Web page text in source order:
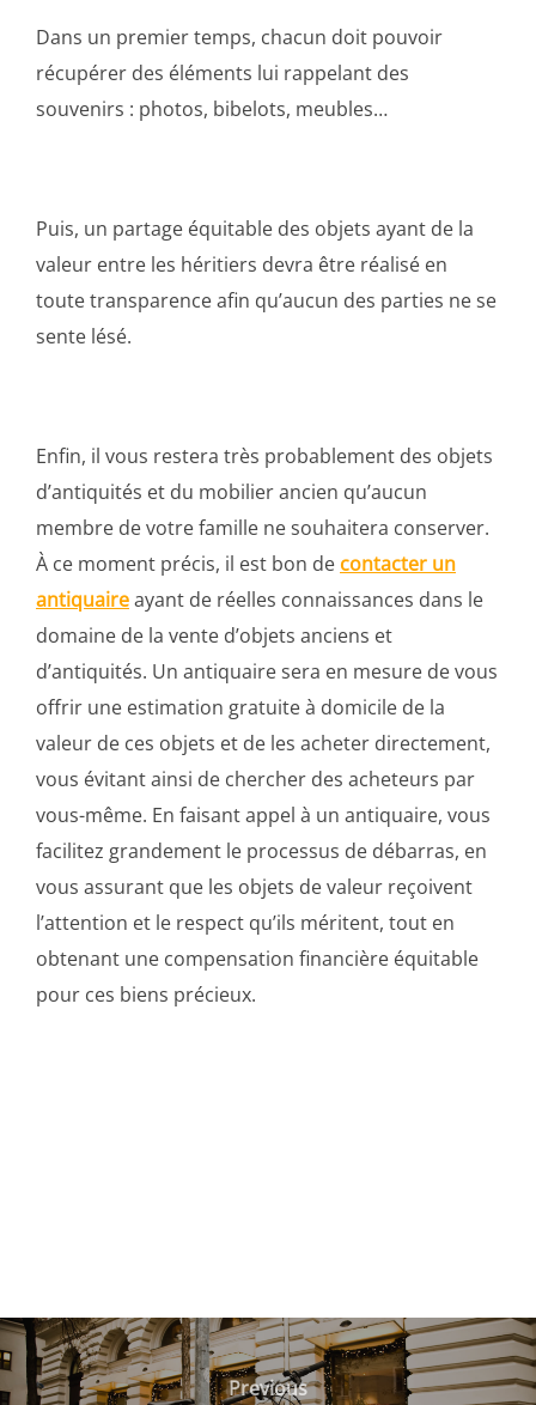
Dans un premier temps, chacun doit pouvoir
récupérer des éléments lui rappelant des
souvenirs : photos, bibelots, meubles…
Puis, un partage équitable des objets ayant de la
valeur entre les héritiers devra être réalisé en
toute transparence afin qu’aucun des parties ne se
sente lésé.
Enfin, il vous restera très probablement des objets
d’antiquités et du mobilier ancien qu’aucun
membre de votre famille ne souhaitera conserver.
À ce moment précis, il est bon de contacter un
antiquaireayant de réelles connaissances dans le
domaine de la vente d’objets anciens et
d’antiquités. Un antiquaire sera en mesure de vous
offrir une estimation gratuite à domicile de la
valeur de ces objets et de les acheter directement,
vous évitant ainsi de chercher des acheteurs par
vous-même. En faisant appel à un antiquaire, vous
facilitez grandement le processus de débarras, en
vous assurant que les objets de valeur reçoivent
l’attention et le respect qu’ils méritent, tout en
obtenant une compensation financière équitable
pour ces biens précieux.
Navigation
de
Previous
Previous